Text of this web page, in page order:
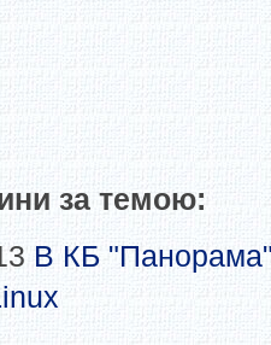
за темою:
В КБ "Панорама"